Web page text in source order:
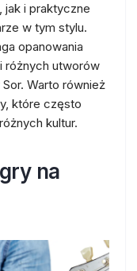
jak i praktyczne
w tym stylu.
opanowania
różnych utworów
Warto również
które często
kultur.
na